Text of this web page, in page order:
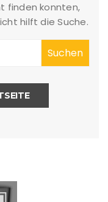
finden konnten,
hilft die Suche.